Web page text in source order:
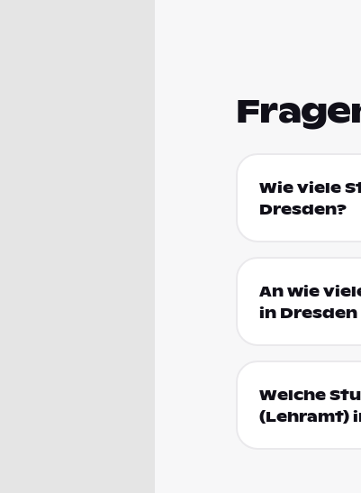
Wie viele
Dresden?
An wie
in
Welche
(Lehramt)